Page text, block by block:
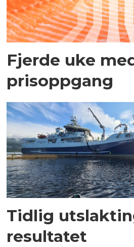
Fjerde uke
prisoppgang
Tidlig
resultatet